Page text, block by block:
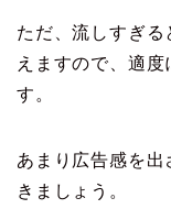
ただ、流しすぎ
えますので、適
す。
あまり広告感を
きましょう。